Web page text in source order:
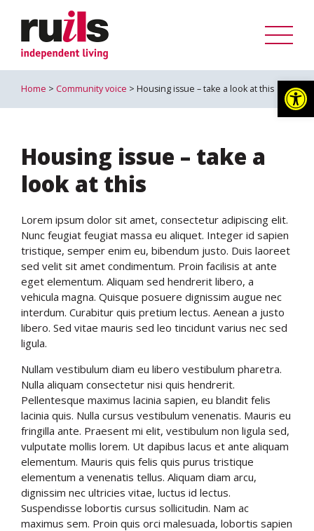
Home > Community voice > Housing issue – take a look at this
Housing issue – take a
look at this
Lorem ipsum dolor sit amet, consectetur adipiscing elit.
Nunc feugiat feugiat massa eu aliquet. Integer id sapien
tristique, semper enim eu, bibendum justo. Duis laoreet
sed velit sit amet condimentum. Proin facilisis at ante
eget elementum. Aliquam sed hendrerit libero, a
vehicula magna. Quisque posuere dignissim augue nec
interdum. Curabitur quis pretium lectus. Aenean a justo
libero. Sed vitae mauris sed leo tincidunt varius nec sed
ligula.
Nullam vestibulum diam eu libero vestibulum pharetra.
Nulla aliquam consectetur nisi quis hendrerit.
Pellentesque maximus lacinia sapien, eu blandit felis
lacinia quis. Nulla cursus vestibulum venenatis. Mauris eu
fringilla ante. Praesent mi elit, vestibulum non ligula sed,
vulputate mollis lorem. Ut dapibus lacus et ante aliquam
elementum. Mauris quis felis quis purus tristique
elementum a venenatis tellus. Aliquam diam arcu,
dignissim nec ultricies vitae, luctus id lectus.
Suspendisse lobortis cursus sollicitudin. Nam ac
maximus sem. Proin quis orci malesuada, lobortis sapien